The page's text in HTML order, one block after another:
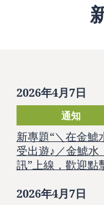
2026年4月7日
通知
新專題“＼在金
受出遊♪／金鯱
訊”上線，歡迎點
2026年4月7日